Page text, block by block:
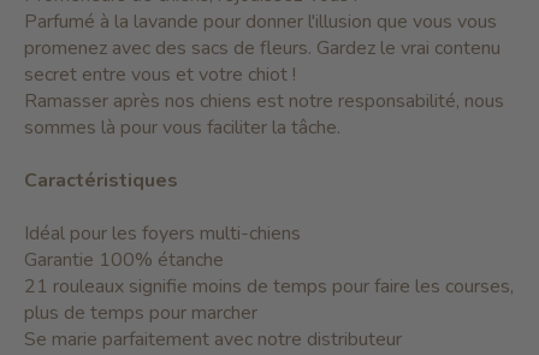
Parfumé à la lavande pour donner l'illusion que vous vous
promenez avec des sacs de fleurs. Gardez le vrai contenu
secret entre vous et votre chiot !
Ramasser après nos chiens est notre responsabilité, nous
sommes là pour vous faciliter la tâche.
Caractéristiques
Idéal pour les foyers multi-chiens
Garantie 100% étanche
21 rouleaux signifie moins de temps pour faire les courses,
plus de temps pour marcher
Se marie parfaitement avec notre distributeur